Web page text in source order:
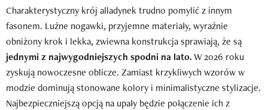
Charakterystyczny krój alladynek trudno pomylić z innym
fasonem. Luźne nogawki, przyjemne materiały, wyraźnie
obniżony krok i lekka, zwiewna konstrukcja sprawiają, że są
jednymi z najwygodniejszych spodni na lato.W 2026 roku
zyskują nowoczesne oblicze. Zamiast krzykliwych wzorów w
modzie dominują stonowane kolory i minimalistyczne stylizacje.
Najbezpieczniejszą opcją na upały będzie połączenie ich z